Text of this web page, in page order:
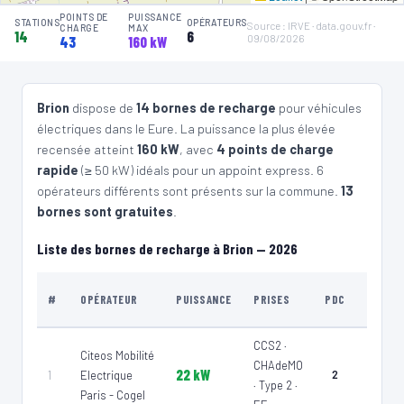
4 CITEOS MOBILITÉ ELECTRIQUE PARIS - COGEL
SDEY - BUSSY-EN-OTHE (89) - 4 Place de la Fontaine
⚡ 22 kW CCS2 · CHAdeMO · Type 2 · EF 2 PDC
🅿️ Bord de rue
Recharge gratuite
CB acceptée Accès libre
Réservable
🏍️ 2 roues
🧭 S'y rendre
CITEOS MOBILITÉ ELECTRIQUE PARIS - COGEL
SDEY - MIGENNES (89) - Place de la République
⚡ 22 kW CCS2 · CHAdeMO · Type 2 · EF 2 PDC
🅿️ Bord de rue
CITEOS MOBILITÉ ELECTRIQUE PARIS - COGEL
FUWO - SDEY - Ormoy ( 89 ) - Rue des Ecoles
📍 Rue Sainte-anne 89400 ORMOY
⚡ 50 kW
⚡ 22 kW
STATIONS
14
POINTS DE
CHARGE
43
PUISSANCE
MAX
160 kW
OPÉRATEURS
6
Source : IRVE · data.gouv.fr ·
09/08/2026
Brion dispose de 14 bornes de recharge pour véhicules
électriques dans le Eure. La puissance la plus élevée
recensée atteint 160 kW, avec 4 points de charge
rapide (≥ 50 kW) idéals pour un appoint express. 6
opérateurs différents sont présents sur la commune. 13
bornes sont gratuites
Liste des bornes de recharge à Brion — 2026
# OPÉRATEUR PUISSANCE PRISES PDC
1
Citeos Mobilité
Electrique
Paris - Cogel
22 kW
CCS2 ·
CHAdeMO
· Type 2 ·
2